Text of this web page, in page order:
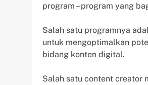
program – program yang
Salah satu programnya
untuk mengoptimalkan
bidang konten digital.
Salah satu content creator